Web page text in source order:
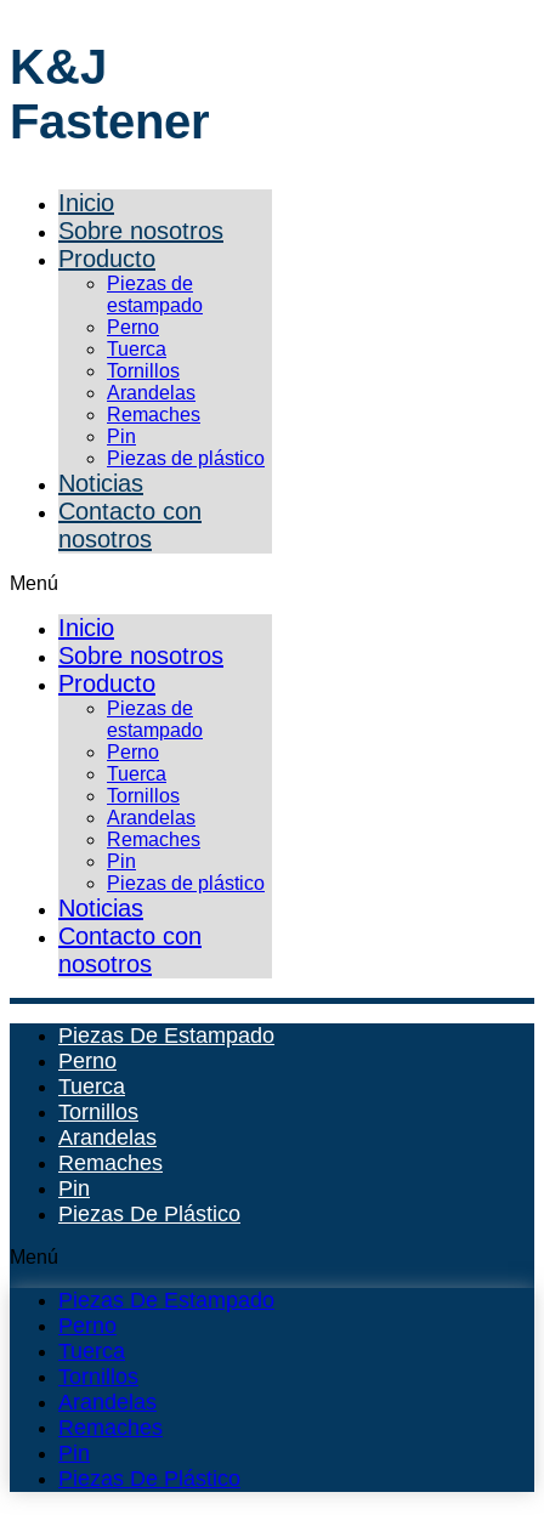
K&J
Fastener
Inicio
Sobre nosotros
Producto
Piezas de
estampado
Perno
Tuerca
Tornillos
Arandelas
Remaches
Pin
Piezas de plástico
Noticias
Contacto con
nosotros
Menú
Inicio
Sobre nosotros
Producto
Piezas de
estampado
Perno
Tuerca
Tornillos
Arandelas
Remaches
Pin
Piezas de plástico
Noticias
Contacto con
nosotros
Piezas De Estampado
Perno
Tuerca
Tornillos
Arandelas
Remaches
Pin
Piezas De Plástico
Menú
Piezas De Estampado
Perno
Tuerca
Tornillos
Arandelas
Remaches
Pin
Piezas De Plástico